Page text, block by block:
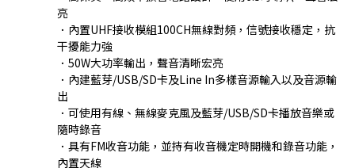
亮
．內置UHF接收模組100CH無線對頻，信號接收穩定，抗
干擾能力強
．50W大功率輸出，聲音清晰宏亮
．內建藍芽/USB/SD卡及Line In多樣音源輸入以及音源輸
出
．可使用有線、無線麥克風及藍芽/USB/SD卡播放音樂或
隨時錄音
．具有FM收音功能，並持有收音機定時開機和錄音功能，
內置天線